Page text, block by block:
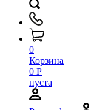
0
Корзина
0 Р
пуста